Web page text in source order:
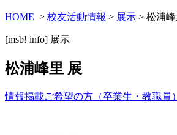
HOME > 校友活動情報 > 展示 > 松浦
[msb! info] 展示
松浦峰里 展
情報掲載ご希望の方（卒業生・教職員